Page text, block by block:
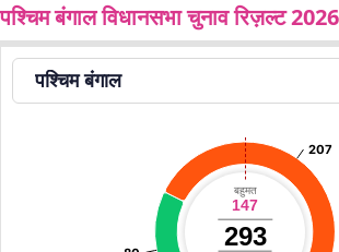
पश्चिम बंगाल विधानसभा चुनाव रिज़ल्ट 2026